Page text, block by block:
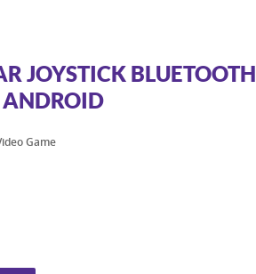
JOYSTICK BLUETOOTH
Game